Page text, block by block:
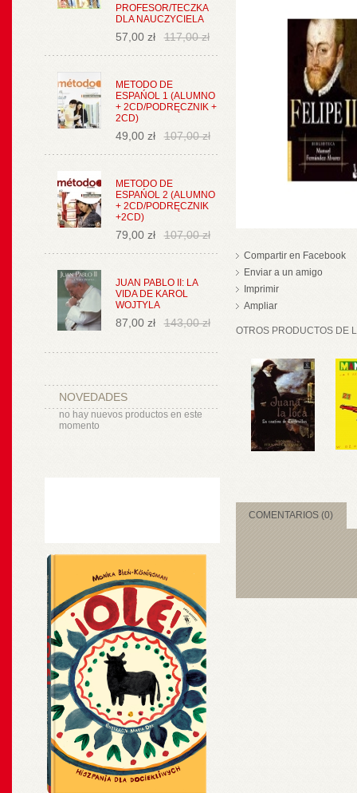
PROFESOR/TECZKA
DLA NAUCZYCIELA
57,00 zł 117,00 zł
METODO DE
ESPAŃOL 1 (ALUMNO
+ 2CD/PODRĘCZNIK +
2CD)
49,00 zł 107,00 zł
METODO DE
ESPAŃOL 2 (ALUMNO
+ 2CD/PODRĘCZNIK
+2CD)
79,00 zł 107,00 zł
JUAN PABLO II: LA
VIDA DE KAROL
WOJTYLA
87,00 zł 143,00 zł
NOVEDADES
no hay nuevos productos en este
momento
Compartir en Facebook
Enviar a un amigo
Imprimir
Ampliar
OTROS PRODUCTOS DE
COMENTARIOS (0)